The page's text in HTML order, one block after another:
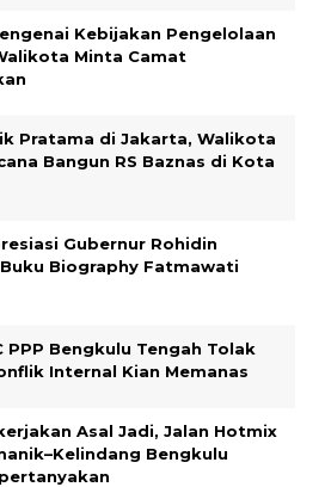
Kebijakan Pengelolaan
Minta Camat
Pratama di Jakarta, Walikota
Bangun RS Baznas di Kota
Gubernur Rohidin
Biography Fatmawati
PPP Bengkulu Tengah Tolak
Internal Kian Memanas
Asal Jadi, Jalan Hotmix
Bengkulu